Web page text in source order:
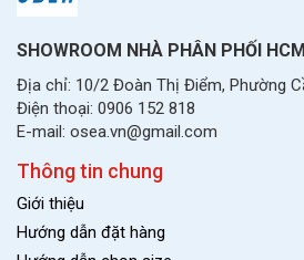
SHOWROOM NHÀ PHÂN PHỐI HCM
Địa chỉ: 10/2 Đoàn Thị Điểm, Phường
Điện thoại: 0906 152 818
E-mail: osea.vn@gmail.com
Thông tin chung
Giới thiệu
Hướng dẫn đặt hàng